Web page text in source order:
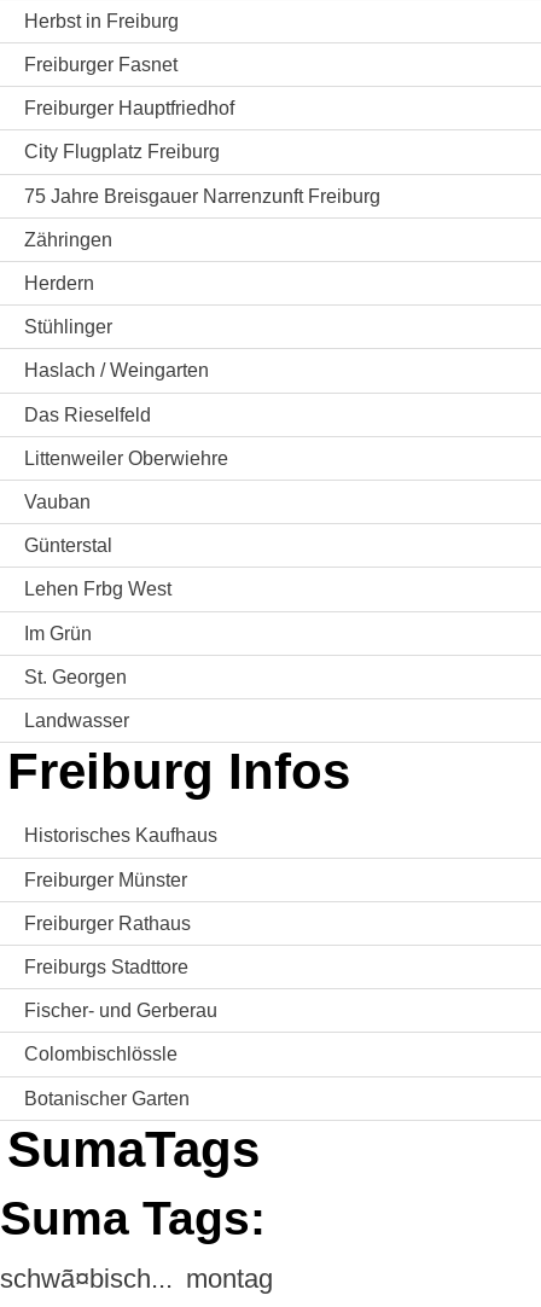
Herbst in Freiburg
Freiburger Fasnet
Freiburger Hauptfriedhof
City Flugplatz Freiburg
75 Jahre Breisgauer Narrenzunft Freiburg
Zähringen
Herdern
Stühlinger
Haslach / Weingarten
Das Rieselfeld
Littenweiler Oberwiehre
Vauban
Günterstal
Lehen Frbg West
Im Grün
St. Georgen
Landwasser
Freiburg Infos
Historisches Kaufhaus
Freiburger Münster
Freiburger Rathaus
Freiburgs Stadttore
Fischer- und Gerberau
Colombischlössle
Botanischer Garten
SumaTags
Suma Tags:
schwã¤bisch... montag